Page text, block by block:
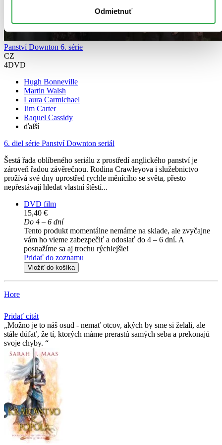
Odmietnuť
Panství Downton 6. série
CZ
4DVD
Hugh Bonneville
Martin Walsh
Laura Carmichael
Jim Carter
Raquel Cassidy
ďalší
6. diel série Panství Downton seriál
Šestá řada oblíbeného seriálu z prostředí anglického panství je
zároveň řadou závěrečnou. Rodina Crawleyova i služebnictvo
prožívá své dny uprostřed rychle měnícího se světa, přesto
nepřestávají hledat vlastní štěstí...
DVD film
15,40 €
Do 4 – 6 dní
Tento produkt momentálne nemáme na sklade, ale zvyčajne
vám ho vieme zabezpečiť a odoslať do 4 – 6 dní. A
posnažíme sa aj trochu rýchlejšie!
Pridať do zoznamu
Vložiť do košíka
Hore
Pridať citát
Možno je to náš osud - nemať otcov, akých by sme si želali, ale
stále dúfať, že tí­, ktorých máme prerastú samých seba a prekonajú
svoje chyby.